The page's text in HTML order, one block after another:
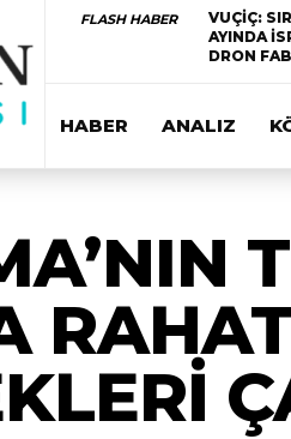
FLASH HABER
VUÇİÇ:
AYINDA
DRON
HABER ANALIZ